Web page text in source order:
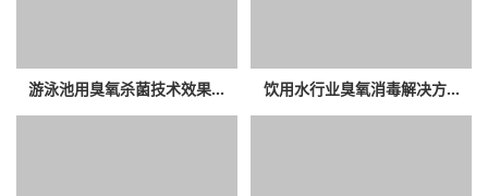
游泳池用臭氧杀菌技术效果... 饮用水行业臭氧消毒解决方...